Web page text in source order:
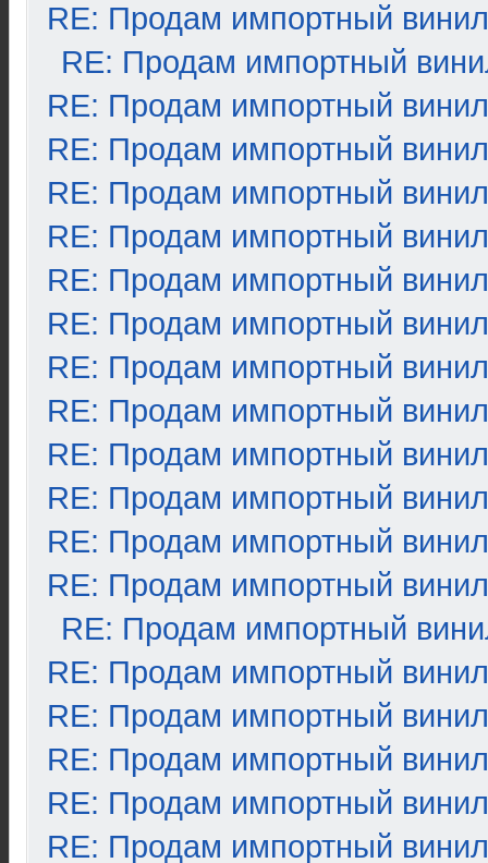
RE: Продам импортный винил
RE: Продам импортный
RE: Продам импортный винил
RE: Продам импортный винил
RE: Продам импортный винил
RE: Продам импортный винил
RE: Продам импортный винил
RE: Продам импортный винил
RE: Продам импортный винил
RE: Продам импортный винил
RE: Продам импортный винил
RE: Продам импортный винил
RE: Продам импортный винил
RE: Продам импортный винил
RE: Продам импортный
RE: Продам импортный винил
RE: Продам импортный винил
RE: Продам импортный винил
RE: Продам импортный винил
RE: Продам импортный винил